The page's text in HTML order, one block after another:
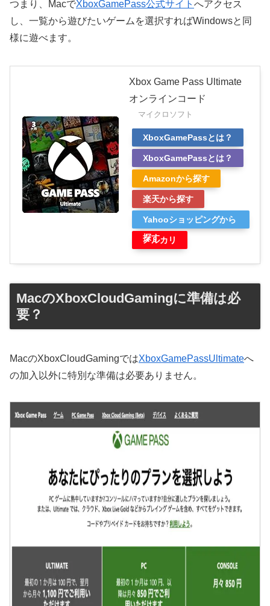
つまり、MacでXboxGamePass公式サイト へアクセス
し、一覧から遊びたいゲームを選択すればWindowsと同
様に遊べます。
Xbox Game Pass Ultimate
オンラインコード
マイクロソフト
XboxGamePassとは？
XboxGamePassとは？
Amazonから探す
楽天から探す
Yahooショッピングから
探す
メルカリ
MacのXboxCloudGamingに準備は必
要？
MacのXboxCloudGamingではXboxGamePassUltimateへ
の加入以外に特別な準備は必要ありません。